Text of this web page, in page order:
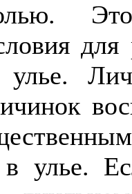
улье.
улье.